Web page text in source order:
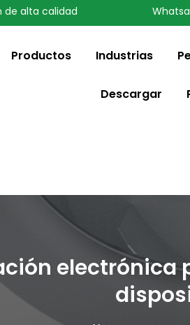
be speaking a different
de alta calidad
Productos Industrias
Descargar